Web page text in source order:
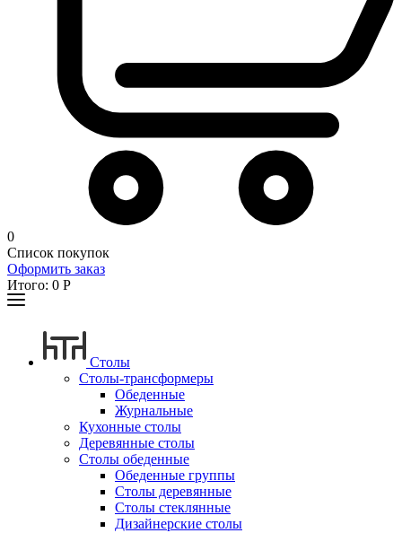
0
Список покупок
Оформить заказ
Итого: 0 Р
Столы
Столы-трансформеры
Обеденные
Журнальные
Кухонные столы
Деревянные столы
Столы обеденные
Обеденные группы
Столы деревянные
Столы стеклянные
Дизайнерские столы